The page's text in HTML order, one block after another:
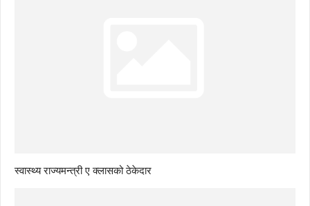
स्वास्थ्य राज्यमन्त्री ए क्लासको ठेकेदार